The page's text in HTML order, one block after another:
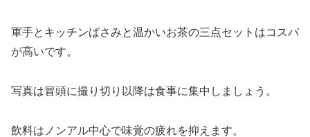
軍手とキッチンばさみと温かいお茶の三点セットはコスパ
が高いです。
写真は冒頭に撮り切り以降は食事に集中しましょう。
飲料はノンアル中心で味覚の疲れを抑えます。